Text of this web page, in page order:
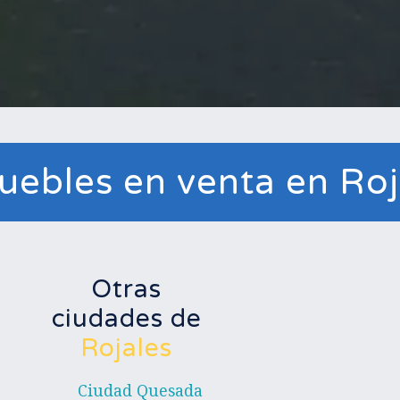
en venta en
Otras
ciudades de
Rojales
Ciudad Quesada